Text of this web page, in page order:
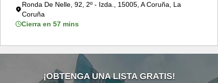
Ronda De Nelle, 92, 2º - Izda., 15005, A Coruña, La
Coruña
Cierra en 57 mins
¡OBTENGA UNA LISTA GRATIS!